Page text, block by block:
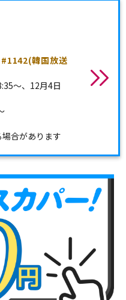
韓国放送
～、12月4日
合があります